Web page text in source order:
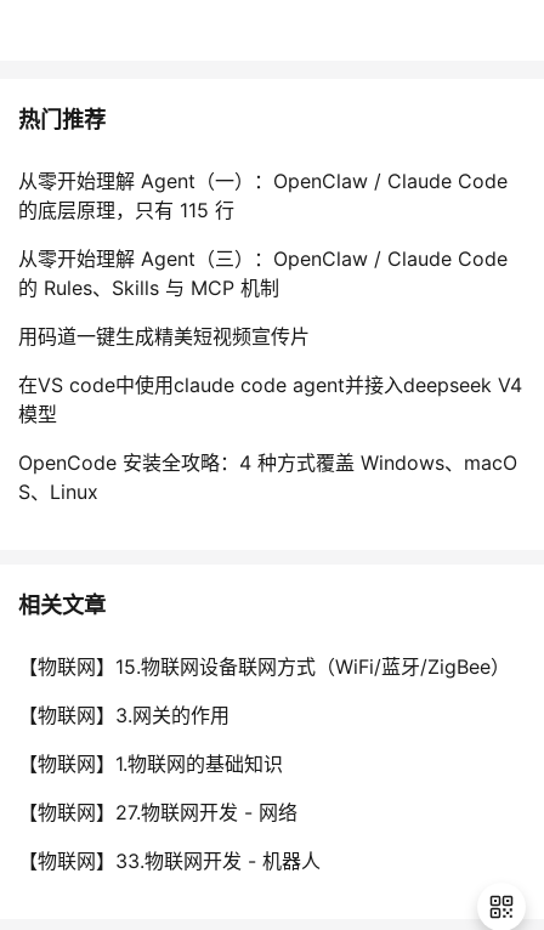
热门推荐
从零开始理解 Agent（一）：OpenClaw / Claude Code
的底层原理，只有 115 行
从零开始理解 Agent（三）：OpenClaw / Claude Code
的 Rules、Skills 与 MCP 机制
用码道一键生成精美短视频宣传片
在VS code中使用claude code agent并接入deepseek V4
模型
OpenCode 安装全攻略：4 种方式覆盖 Windows、macO
S、Linux
相关文章
【物联网】15.物联网设备联网方式（WiFi/蓝牙/ZigBee）
【物联网】3.网关的作用
【物联网】1.物联网的基础知识
【物联网】27.物联网开发 - 网络
【物联网】33.物联网开发 - 机器人